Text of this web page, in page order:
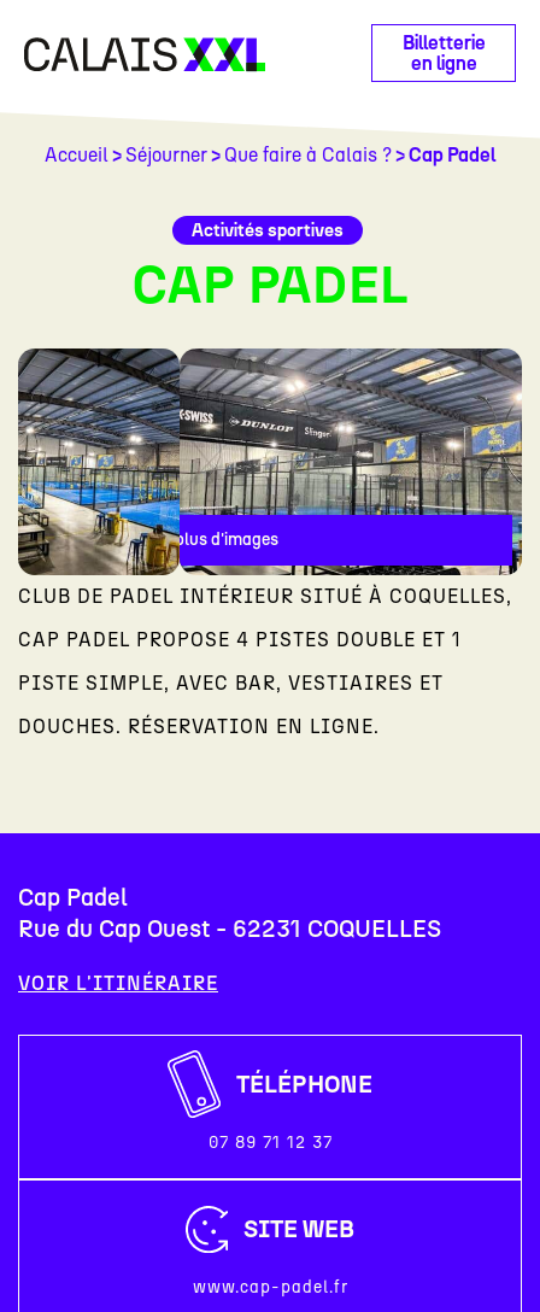
Billetterie
en ligne
Accueil> Séjourner> Que faire à Calais ?> Cap Padel
Activités sportives
CAP PADEL
Voir plus d'images
CLUB DE PADEL INTÉRIEUR SITUÉ À COQUELLES,
CAP PADEL PROPOSE 4 PISTES DOUBLE ET 1
PISTE SIMPLE, AVEC BAR, VESTIAIRES ET
DOUCHES. RÉSERVATION EN LIGNE.
Cap Padel
Rue du Cap Ouest - 62231 COQUELLES
VOIR L'ITINÉRAIRE
TÉLÉPHONE
07 89 71 12 37
SITE WEB
www.cap-padel.fr